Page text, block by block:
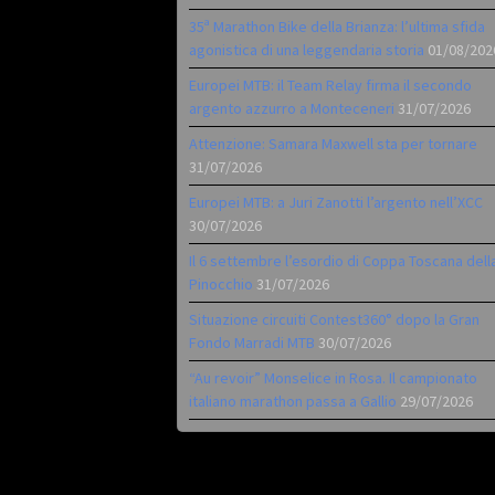
35ª Marathon Bike della Brianza: l’ultima sfida
agonistica di una leggendaria storia 01/08/
Europei MTB: il Team Relay firma il secondo
argento azzurro a Monteceneri 31/07/2026
Attenzione: Samara Maxwell sta per tornare
31/07/2026
Europei MTB: a Juri Zanotti l’argento nell’XCC
30/07/2026
Il 6 settembre l’esordio di Coppa Toscana
Pinocchio 31/07/2026
Situazione circuiti Contest360° dopo la Gran
Fondo Marradi MTB 30/07/2026
“Au revoir” Monselice in Rosa. Il campionato
italiano marathon passa a Gallio 29/07/2026